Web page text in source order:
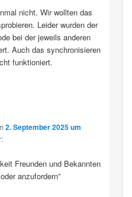
nicht. Wir wollten das
Leider wurden der
bei der jeweils anderen
Auch das synchronisieren
funktioniert.
2. September 2025 um
:
Freunden und Bekannten
anzufordern”